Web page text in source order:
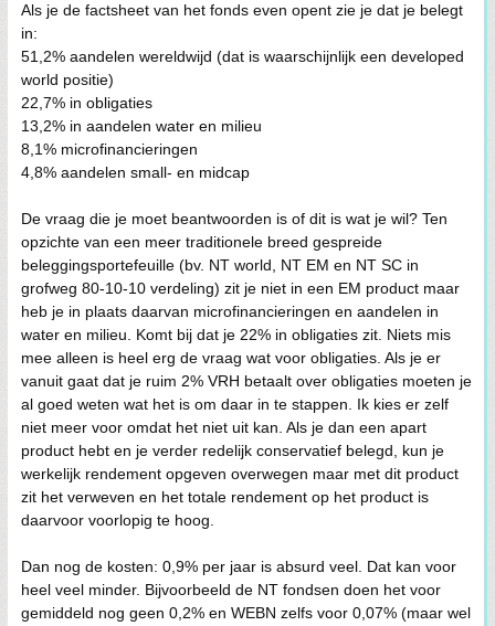
Als je de factsheet van het fonds even opent zie je dat je belegt
in:
51,2% aandelen wereldwijd (dat is waarschijnlijk een developed
world positie)
22,7% in obligaties
13,2% in aandelen water en milieu
8,1% microfinancieringen
4,8% aandelen small- en midcap
De vraag die je moet beantwoorden is of dit is wat je wil? Ten
opzichte van een meer traditionele breed gespreide
beleggingsportefeuille (bv. NT world, NT EM en NT SC in
grofweg 80-10-10 verdeling) zit je niet in een EM product maar
heb je in plaats daarvan microfinancieringen en aandelen in
water en milieu. Komt bij dat je 22% in obligaties zit. Niets mis
mee alleen is heel erg de vraag wat voor obligaties. Als je er
vanuit gaat dat je ruim 2% VRH betaalt over obligaties moeten je
al goed weten wat het is om daar in te stappen. Ik kies er zelf
niet meer voor omdat het niet uit kan. Als je dan een apart
product hebt en je verder redelijk conservatief belegd, kun je
werkelijk rendement opgeven overwegen maar met dit product
zit het verweven en het totale rendement op het product is
daarvoor voorlopig te hoog.
Dan nog de kosten: 0,9% per jaar is absurd veel. Dat kan voor
heel veel minder. Bijvoorbeeld de NT fondsen doen het voor
gemiddeld nog geen 0,2% en WEBN zelfs voor 0,07% (maar wel